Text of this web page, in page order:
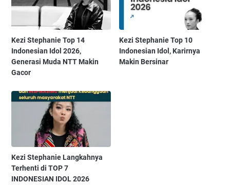
Kezi Stephanie Top 14
Indonesian Idol 2026,
Generasi Muda NTT Makin
Gacor
Kezi Stephanie Top 10
Indonesian Idol, Karirnya
Makin Bersinar
Kezi Stephanie Langkahnya
Terhenti di TOP 7
INDONESIAN IDOL 2026